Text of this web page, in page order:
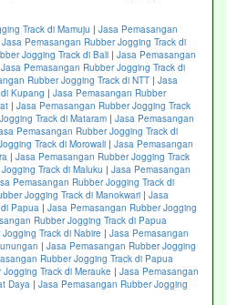
Track di Mamuju | Jasa Pemasangan
Jasa Pemasangan Rubber Jogging Track di
Jogging Track di Bali | Jasa Pemasangan
Jasa Pemasangan Rubber Jogging Track di
Rubber Jogging Track di NTT | Jasa
Kupang | Jasa Pemasangan Rubber
| Jasa Pemasangan Rubber Jogging Track
Track di Mataram | Jasa Pemasangan
Pemasangan Rubber Jogging Track di
Track di Morowali | Jasa Pemasangan
| Jasa Pemasangan Rubber Jogging Track
Track di Maluku | Jasa Pemasangan
Pemasangan Rubber Jogging Track di
Jogging Track di Manokwari | Jasa
Papua | Jasa Pemasangan Rubber Jogging
Rubber Jogging Track di Papua
Track di Nabire | Jasa Pemasangan
| Jasa Pemasangan Rubber Jogging
Rubber Jogging Track di Papua
Track di Merauke | Jasa Pemasangan
Daya | Jasa Pemasangan Rubber Jogging